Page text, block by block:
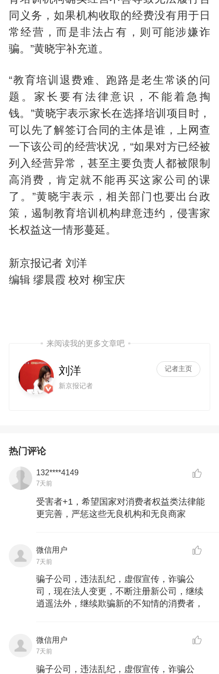
同义务，如果机构收取的经费没有用于日
常经营，而是非法占有，则可能涉嫌诈
骗。”黄晓宇补充道。
“教育培训退费难、跑路是老生常谈的问
题。家长要有法律意识，不能着急掏
钱。”黄晓宇表示家长在选择培训项目时，
可以先了解签订合同的主体是谁，上网查
一下该公司的经营状况，“如果对方已经被
列入经营异常，甚至主要负责人都被限制
高消费，肯定就不能再买这家公司的课
了。”黄晓宇表示，相关部门也要出台政
策，遏制教育培训机构肆意违约，侵害家
长权益这一情形蔓延。
新京报记者 刘洋
编辑 缪晨霞 校对 柳宝庆
来阅读我的更多文章吧
刘洋
新京报记者
记者主页
热门评论
132****4149
7天前
受害者+1，希望国家对消费者权益类法律能
更完善，严惩这些无良机构和无良商家
微信用户
7天前
骗子公司，违法乱纪，虚假宣传，诈骗公
司，现在法人变更，不断注册新公司，继续
逍遥法外，继续欺骗新的不知情的消费者，
微信用户
7天前
骗子公司，违法乱纪，虚假宣传，诈骗公